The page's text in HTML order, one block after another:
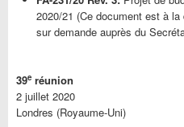
2020/21 (Ce document est à
sur demande auprès du
39e réunion
2 juillet 2020
Londres (Royaume-Uni)